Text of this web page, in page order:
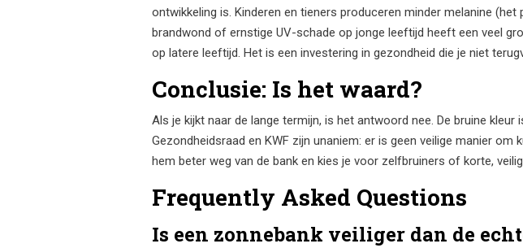
ontwikkeling is. Kinderen en tieners produceren minder melanine
brandwond of ernstige UV-schade op jonge leeftijd heeft een veel
op latere leeftijd. Het is een investering in gezondheid die je niet
Conclusie: Is het waard?
Als je kijkt naar de lange termijn, is het antwoord nee. De bruine
Gezondheidsraad en KWF zijn unaniem: er is geen veilige manier
hem beter weg van de bank en kies je voor zelfbruiners of korte,
Frequently Asked Questions
Is een zonnebank veiliger dan de